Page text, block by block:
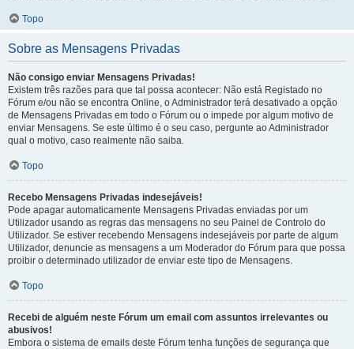
Topo
Sobre as Mensagens Privadas
Não consigo enviar Mensagens Privadas!
Existem três razões para que tal possa acontecer: Não está Registado no
Fórum e/ou não se encontra Online, o Administrador terá desativado a opção
de Mensagens Privadas em todo o Fórum ou o impede por algum motivo de
enviar Mensagens. Se este último é o seu caso, pergunte ao Administrador
qual o motivo, caso realmente não saiba.
Topo
Recebo Mensagens Privadas indesejáveis!
Pode apagar automaticamente Mensagens Privadas enviadas por um
Utilizador usando as regras das mensagens no seu Painel de Controlo do
Utilizador. Se estiver recebendo Mensagens indesejáveis por parte de algum
Utilizador, denuncie as mensagens a um Moderador do Fórum para que possa
proibir o determinado utilizador de enviar este tipo de Mensagens.
Topo
Recebi de alguém neste Fórum um email com assuntos irrelevantes ou
abusivos!
Embora o sistema de emails deste Fórum tenha funções de segurança que